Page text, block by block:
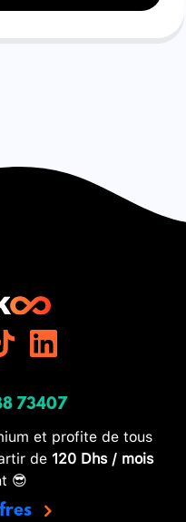
73407
et profite de tous
de 120 Dhs / mois
😎